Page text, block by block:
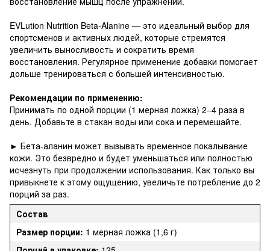
EVLution Nutrition Beta-Alanine — это идеальный выбор для
спортсменов и активных людей, которые стремятся
увеличить выносливость и сократить время
восстановления. Регулярное применение добавки помогает
дольше тренироваться с большей интенсивностью.
Рекомендации по применению:
Принимать по одной порции (1 мерная ложка) 2–4 раза в
день. Добавьте в стакан воды или сока и перемешайте.
► Бета-аланин может вызывать временное покалывание
кожи. Это безвредно и будет уменьшаться или полностью
исчезнуть при продолжении использования. Как только вы
привыкнете к этому ощущению, увеличьте потребление до 2
порций за раз.
Состав
Размер порции: 1 мерная ложка (1,6 г)